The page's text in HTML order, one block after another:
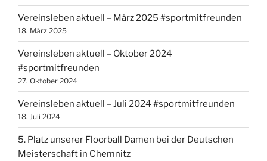
Vereinsleben aktuell – März 2025 #sportmitfreunden
18. März 2025
Vereinsleben aktuell – Oktober 2024
#sportmitfreunden
27. Oktober 2024
Vereinsleben aktuell – Juli 2024 #sportmitfreunden
18. Juli 2024
5. Platz unserer Floorball Damen bei der Deutschen
Meisterschaft in Chemnitz